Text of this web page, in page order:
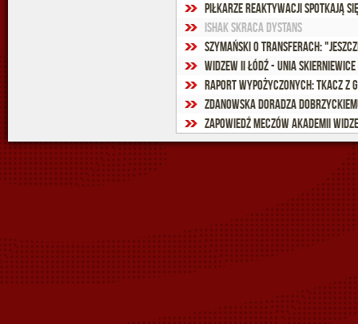
Piłkarze Reaktywacji spotkają
Ishak skraca dystans
Widzew II Łódź - Unia
Raport wypożyczonych: Tkacz z
Zdanowska doradza
Zapowiedź meczów Akademii